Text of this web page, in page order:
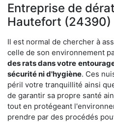
Entreprise de
Hautefort (24390)
Il est normal de chercher à
celle de son environnement
des rats dans votre
sécurité ni d'hygiène. Ces
péril votre tranquillité ainsi
de garantir sa propre santé
tout en protégeant
prendre par des procédés